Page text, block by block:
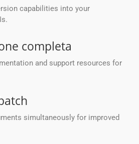
capabilities into your
completa
and support resources for
simultaneously for improved